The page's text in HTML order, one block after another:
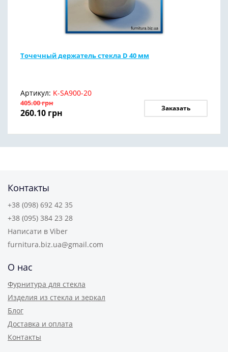
Точечный держатель стекла D 40 мм
Артикул: K-SA900-20
405.00грн
260.10 грн Заказать
Контакты
+38 (098) 692 42 35
+38 (095) 384 23 28
Написати в Viber
furnitura.biz.ua@gmail.com
О нас
Фурнитура для стекла
Изделия из стекла и зеркал
Блог
Доставка и оплата
Контакты